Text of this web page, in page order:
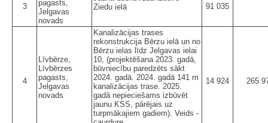
3
pagasts,
Jelgavas
novads
Ziedu ielā
91 035
4
Līvbērze,
Līvbērzes
pagasts,
Jelgavas
novads
Kanalizācijas trases
rekonstrukcija Bērzu ielā un no
Bērzu ielas līdz Jelgavas ielai
10, (projektēšana 2023. gadā,
būvniecību paredzēts sākt
2024. gadā. 2024. gadā 141 m
kanalizācijas trase. 2025.
gadā nepieciešams izbūvēt
jaunu KSS, pārējais uz
turpmākajiem gadiem). Veids -
14 924 265